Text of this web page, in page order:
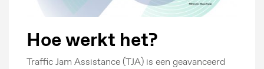
Hoe werkt het?
Traffic Jam Assistance (TJA) is een geavanceerd